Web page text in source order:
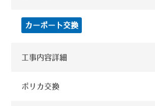
カーポート交換
工事内容詳細
ポリカ交換